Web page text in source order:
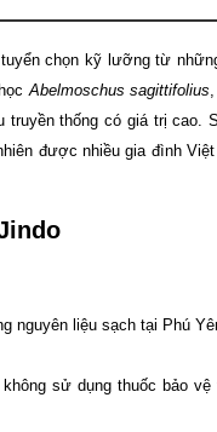
chọn kỹ lưỡng từ
Abelmoschus sagittifolius
thống có giá trị
được nhiều gia đình
liệu sạch tại Phú
sử dụng thuốc bảo